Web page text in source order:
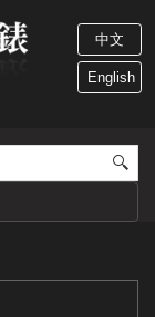
中文
English